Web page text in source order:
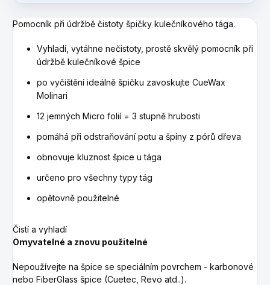
Pomocník při údržbě čistoty špičky kulečníkového tága.
Vyhladí, vytáhne nečistoty, prostě skvělý pomocník při
údržbě kulečníkové špice
po vyčištění ideálně špičku zavoskujte CueWax
Molinari
12 jemných Micro folií = 3 stupně hrubosti
pomáhá při odstraňování potu a špíny z pórů dřeva
obnovuje kluznost špice u tága
určeno pro všechny typy tág
opětovně použitelné
Čistí a vyhladí
Omyvatelné a znovu použitelné
Nepoužívejte na špice se speciálním povrchem - karbonové
nebo FiberGlass špice (Cuetec, Revo atd..).